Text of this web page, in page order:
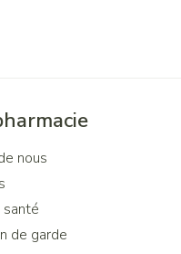
nous
de garde